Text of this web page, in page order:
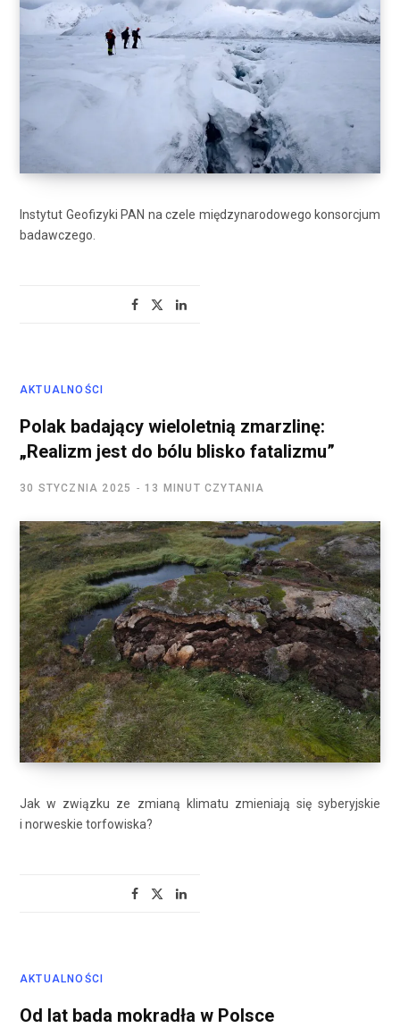
Instytut Geofizyki PAN na czele międzynarodowego konsorcjum
badawczego.
AKTUALNOŚCI
Polak badający wieloletnią zmarzlinę:
„Realizm jest do bólu blisko fatalizmu”
30 STYCZNIA 2025 13 MINUT CZYTANIA
Jak w związku ze zmianą klimatu zmieniają się syberyjskie
i norweskie torfowiska?
AKTUALNOŚCI
Od lat bada mokradła w Polsce